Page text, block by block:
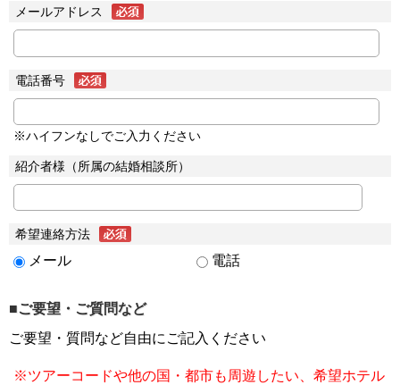
メールアドレス
電話番号
※ハイフンなしでご入力ください
紹介者様（所属の結婚相談所）
希望連絡方法
メール 電話
■ご要望・ご質問など
ご要望・質問など自由にご記入ください
※ツアーコードや他の国・都市も周遊したい、希望ホテル